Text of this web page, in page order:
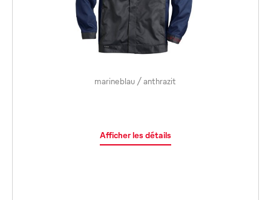
marineblau / anthrazit
Afficher les détails